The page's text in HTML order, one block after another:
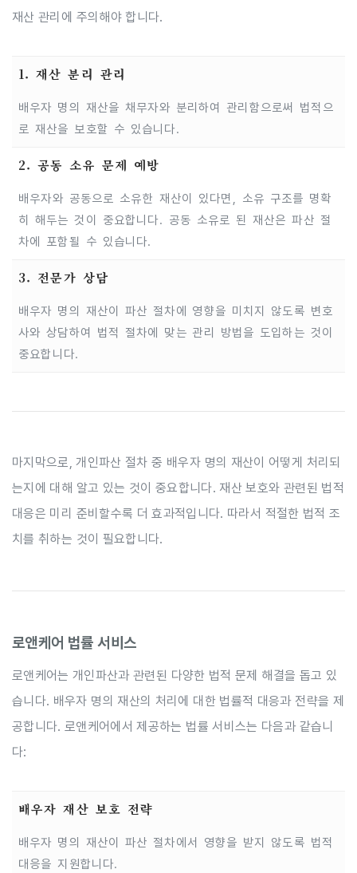
재산 관리에 주의해야 합니다.
1. 재산 분리 관리
배우자 명의 재산을 채무자와 분리하여 관리함으로써 법적으
로 재산을 보호할 수 있습니다.
2. 공동 소유 문제 예방
배우자와 공동으로 소유한 재산이 있다면, 소유 구조를 명확
히 해두는 것이 중요합니다. 공동 소유로 된 재산은 파산 절
차에 포함될 수 있습니다.
3. 전문가 상담
배우자 명의 재산이 파산 절차에 영향을 미치지 않도록 변호
사와 상담하여 법적 절차에 맞는 관리 방법을 도입하는 것이
중요합니다.
마지막으로, 개인파산 절차 중 배우자 명의 재산이 어떻게 처리되
는지에 대해 알고 있는 것이 중요합니다. 재산 보호와 관련된 법적
대응은 미리 준비할수록 더 효과적입니다. 따라서 적절한 법적 조
치를 취하는 것이 필요합니다.
로앤케어 법률 서비스
로앤케어는 개인파산과 관련된 다양한 법적 문제 해결을 돕고 있
습니다. 배우자 명의 재산의 처리에 대한 법률적 대응과 전략을 제
공합니다. 로앤케어에서 제공하는 법률 서비스는 다음과 같습니
다:
배우자 재산 보호 전략
배우자 명의 재산이 파산 절차에서 영향을 받지 않도록 법적
대응을 지원합니다.